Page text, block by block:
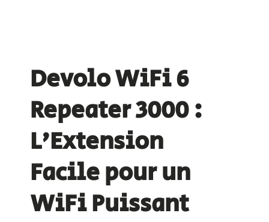
Devolo WiFi 6
Repeater 3000 :
L'Extension
Facile pour un
WiFi Puissant